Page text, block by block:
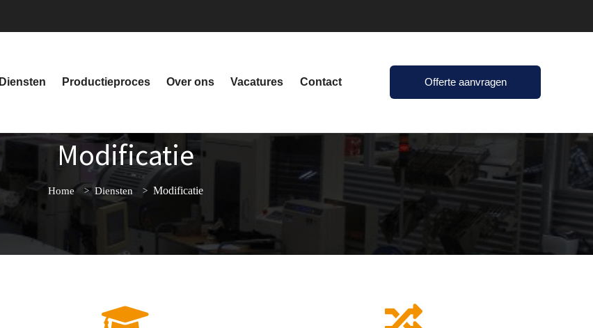
Diensten Productieproces Over ons Vacatures Contact Offerte aanvragen
Modificatie
Home Diensten Modificatie